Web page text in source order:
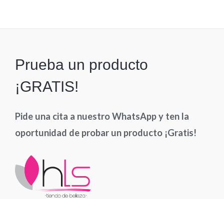
Prueba un producto
¡GRATIS!
Pide una cita a nuestro WhatsApp y ten la
oportunidad de probar un producto ¡Gratis!